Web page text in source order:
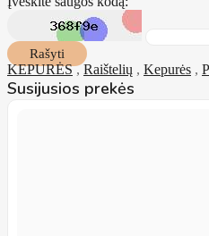
Rašyti
KEPURĖS,Raištelių , Kepurės ,
Susijusios prekės